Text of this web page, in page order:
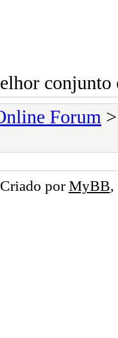
Forum
Criado porMyBB,